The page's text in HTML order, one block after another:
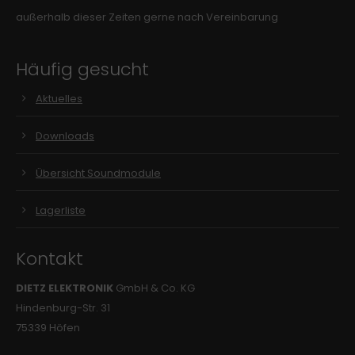
außerhalb dieser Zeiten gerne nach Vereinbarung
Häufig gesucht
Aktuelles
Downloads
Übersicht Soundmodule
Lagerliste
Kontakt
DIETZ ELEKTRONIK GmbH & Co. KG
Hindenburg-Str. 31
75339 Höfen